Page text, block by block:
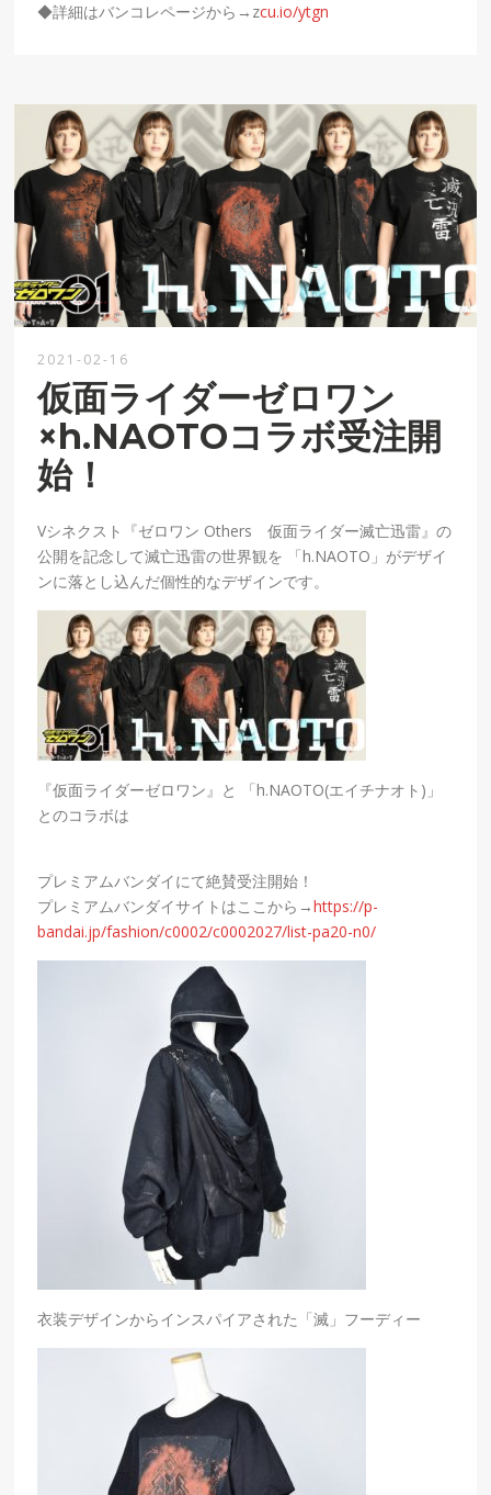
◆詳細はバンコレページから→zcu.io/ytgn
2021-02-16
仮面ライダーゼロワン
×h.NAOTOコラボ受注開
始！
Vシネクスト『ゼロワン Others 仮面ライダー滅亡迅雷』の
公開を記念して滅亡迅雷の世界観を 「h.NAOTO」がデザイ
ンに落とし込んだ個性的なデザインです。
『仮面ライダーゼロワン 』と 「h.NAOTO(エイチナオト)」
とのコラボは
プレミアムバンダイにて絶賛受注開始！
プレミアムバンダイサイトはここから→https://p-
bandai.jp/fashion/c0002/c0002027/list-pa20-n0/
衣装デザインからインスパイアされた「滅」フーディー